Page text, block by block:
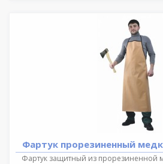
Фартук прорезиненный
Фартук защитный из прорезиненной